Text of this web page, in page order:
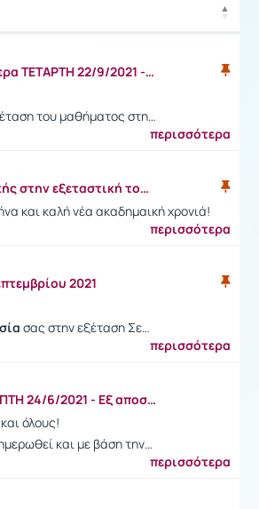
Υπενθύμιση: Σήμερα ΤΕΤΑΡΤΗ 22/9/2021 - Η εξ αποστάσεως γραπτή εξέταση του μαθήματος στις 12.00
του μαθήματος στη…
περισσότερα
Δήλωση συμμετοχής στην εξεταστική του Σεπτεμβρίου 2021
και καλή νέα ακαδημαική χρονιά!
περισσότερα
2021
σας στην εξέταση Σε…
περισσότερα
Υπενθύμιση: ΠΕΜΠΤΗ 24/6/2021 - Εξ αποστάσεως ασύγχρονη γραπτή εξέταση του μαθήματος
όλους!
και με βάση την…
περισσότερα